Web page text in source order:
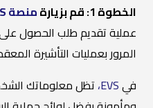
الخطوة 1: قم بزيارة
منصة EVS
المرور بعمليات التأشيرة
فيEVS، تظل معلوماتك